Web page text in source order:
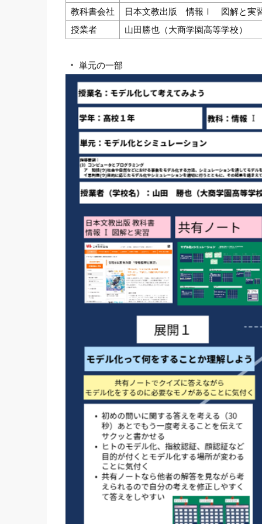
教科書会社
日本文教出版 情報Ⅰ 図解と実
授業者
山田勝也（大商学園高等学校）
単元の一部